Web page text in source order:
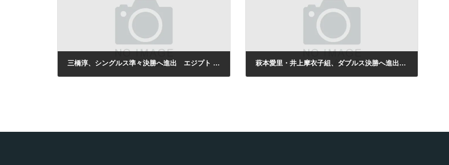
三橋淳、シングルス準々決勝へ進出 エジプト F4 フューチャーズ 萩本愛里・井上摩衣子組、ダブルス決勝へ進出 埼玉グリーン国際女子サーキット